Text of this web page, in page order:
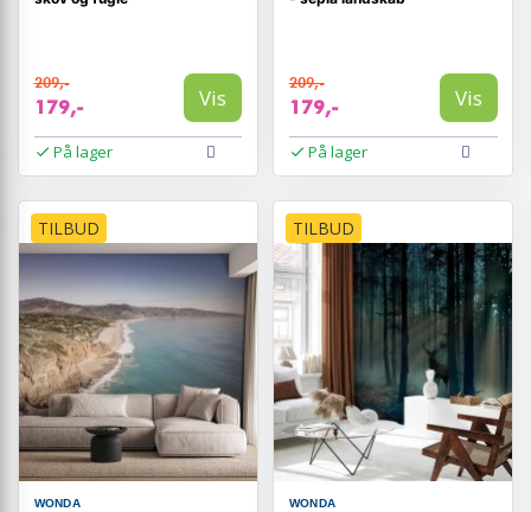
209,-
179,- Vis
På lager
209,-
179,- Vis
På lager
TILBUD
WONDA
TILBUD
WONDA